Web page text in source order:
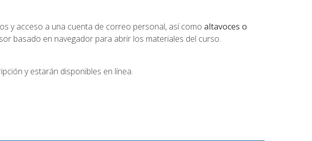
y acceso a una cuenta de correo personal, así como altavoces o
basado en navegador para abrir los materiales del curso.
y estarán disponibles en línea.